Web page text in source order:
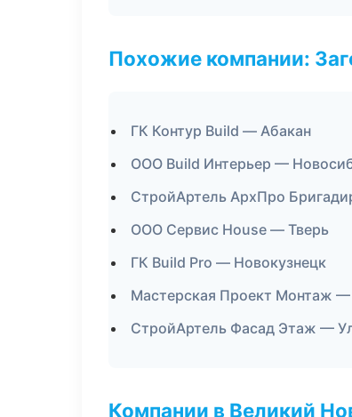
Похожие компании:
ГК Контур Build — Абакан
ООО Build Интерьер —
СтройАртель АрхПро
ООО Сервис House — Тверь
ГК Build Pro — Новокузнецк
Мастерская Проект Монтаж —
СтройАртель Фасад Этаж —
Компании в Великий